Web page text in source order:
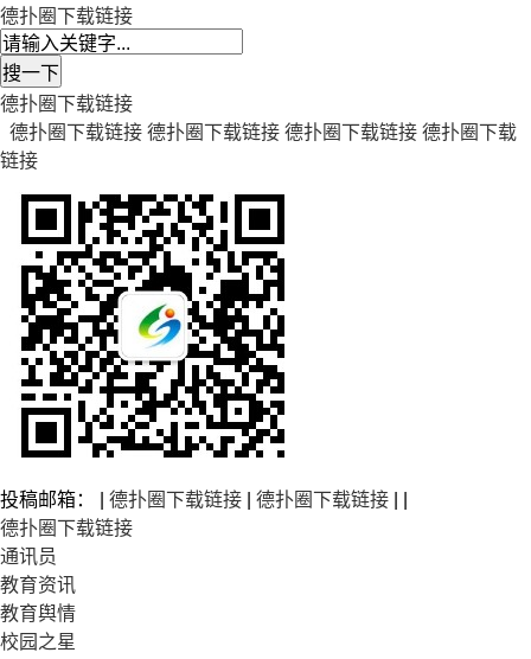
德扑圈下载链接
德扑圈下载链接
德扑圈下载链接 德扑圈下载链接 德扑圈下载链接 德扑圈下载
链接
投稿邮箱： | 德扑圈下载链接 德扑圈下载链接
德扑圈下载链接
通讯员
教育资讯
教育舆情
校园之星